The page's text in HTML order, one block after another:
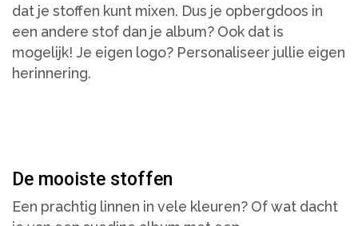
dat je stoffen kunt mixen. Dus je opbergdoos in
een andere stof dan je album? Ook dat is
mogelijk! Je eigen logo? Personaliseer jullie eigen
herinnering.
De mooiste stoffen
Een prachtig linnen in vele kleuren? Of wat dacht